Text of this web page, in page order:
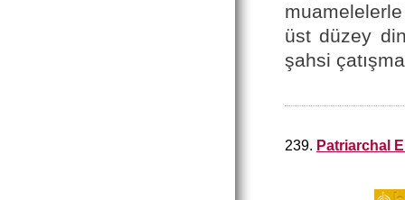
üst düzey
şahsi
239. Patriarchal